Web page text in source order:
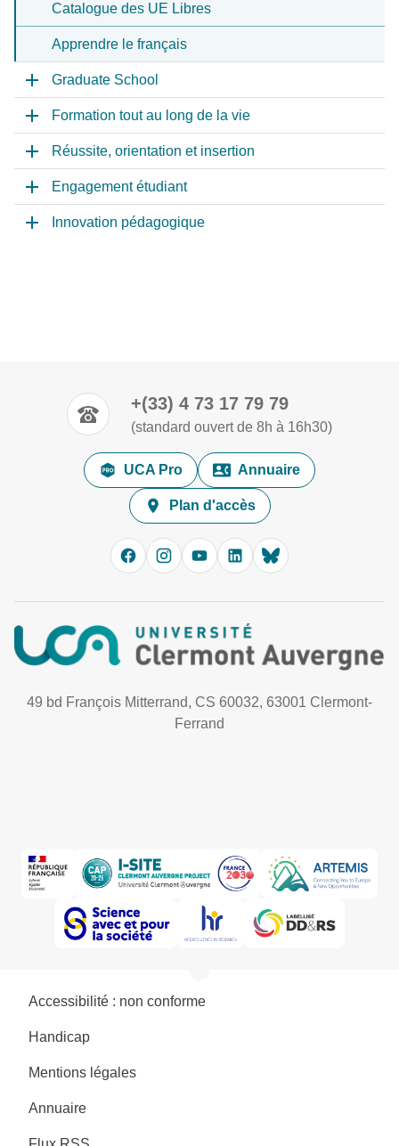
Catalogue des UE Libres
Apprendre le français
Graduate School
Formation tout au long de la vie
Réussite, orientation et insertion
Engagement étudiant
Innovation pédagogique
+(33) 4 73 17 79 79
(standard ouvert de 8h à 16h30)
UCA Pro Annuaire
Plan d'accès
49 bd François Mitterrand, CS 60032, 63001 Clermont-
Ferrand
Accessibilité : non conforme
Handicap
Mentions légales
Annuaire